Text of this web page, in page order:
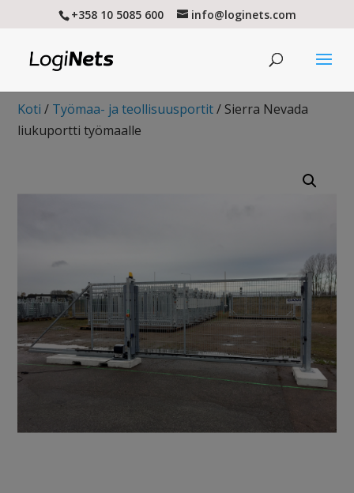
+358 10 5085 600 info@loginets.com
Koti / Työmaa- ja teollisuusportit/ Sierra Nevada
liukuportti työmaalle